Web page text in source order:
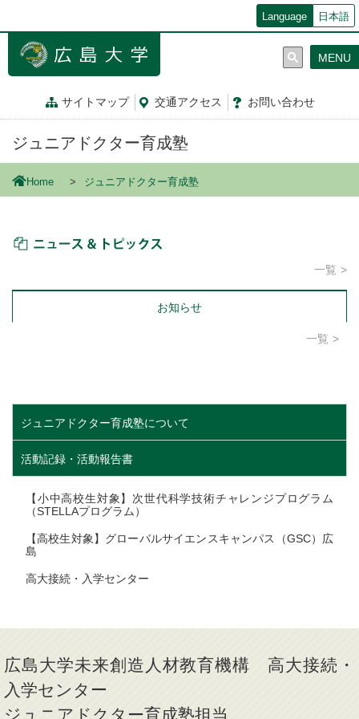
ン
Language 日本語
サイトマップ 交通アクセス お問い合わせ
MENU
ジュニアドクター育成塾
Home ジュニアドクター育成塾
一覧
お知らせ
一覧
ジュニアドクター育成塾について
活動記録・活動報告書
【小中高校生対象】次世代科学技術チャレンジプログラム
（STELLAプログラム）
【高校生対象】グローバルサイエンスキャンパス（GSC）広
島
高大接続・入学センター
広島大学未来創造人材教育機構 高大接続・
入学センター
ジュニアドクター育成塾担当